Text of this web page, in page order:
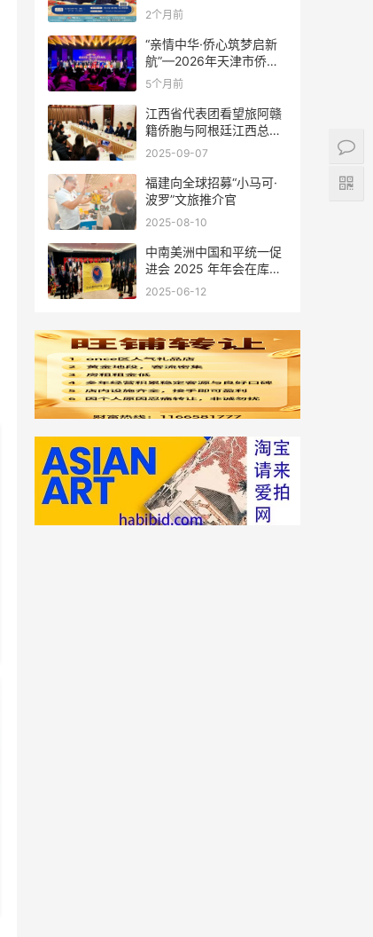
场！国风曲艺邂逅南美风
结！
2个月前
“亲情中华·侨心筑梦启新
航”—2026年天津市侨界
新春联谊活动成功举办
5个月前
江西省代表团看望旅阿赣
籍侨胞与阿根廷江西总商
会座谈
2025-09-07
福建向全球招募“小马可·
波罗”文旅推介官
2025-08-10
中南美洲中国和平统一促
进会 2025 年年会在库拉
索圆满举行，共绘反“独”
2025-06-12